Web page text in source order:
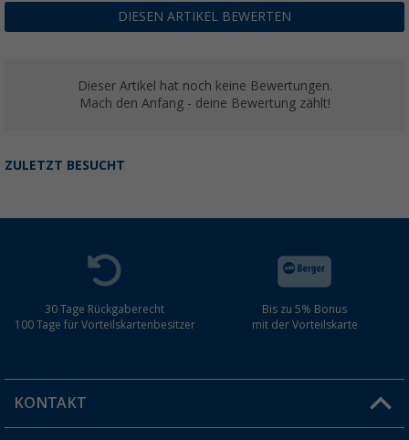
ab 729,00 €UVP 839,- €
DIESEN ARTIKEL BEWERTEN
Dieser Artikel hat noch keine Bewertungen.
Mach den Anfang - deine Bewertung zählt!
ZULETZT BESUCHT
30 Tage Rückgaberecht
100 Tage für Vorteilskartenbesitzer
Bis zu 5% Bonus
mit der Vorteilskarte
KONTAKT